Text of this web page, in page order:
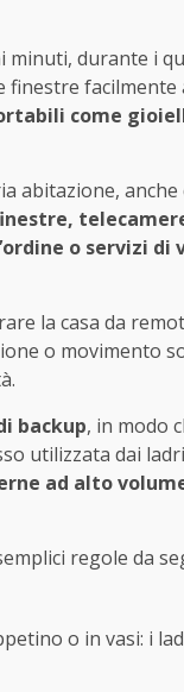
minuti, durante i
facilmente
come
abitazione, anche
o servizi di
la casa da
o movimento
backup, in modo
utilizzata dai
ad alto
regole da
o in vasi: i